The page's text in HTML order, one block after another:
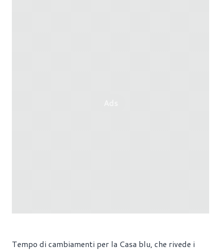
Tempo di cambiamenti per la Casa blu, che rivede i